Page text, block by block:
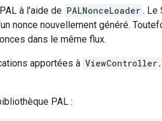
à l'aide de PALNonceLoader . Le
nonce nouvellement généré.
dans le même flux.
apportées à
PAL :